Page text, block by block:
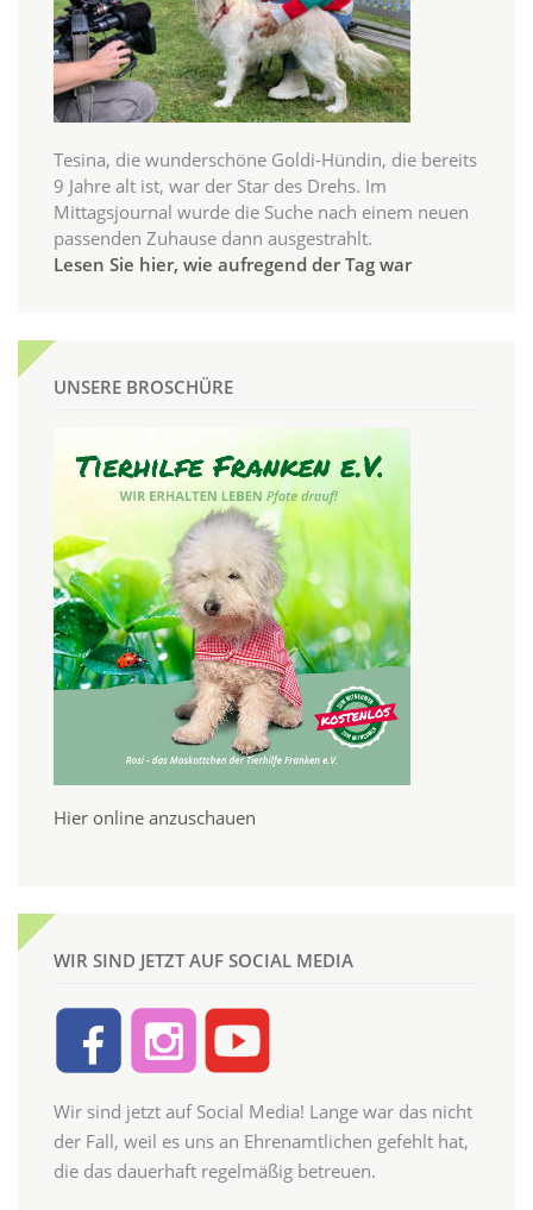
Tesina, die wunderschöne Goldi-Hündin, die bereits
9 Jahre alt ist, war der Star des Drehs. Im
Mittagsjournal wurde die Suche nach einem neuen
passenden Zuhause dann ausgestrahlt.
Lesen Sie hier, wie aufregend der Tag war
UNSERE BROSCHÜRE
Hier online anzuschauen
WIR SIND JETZT AUF SOCIAL MEDIA
Wir sind jetzt auf Social Media! Lange war das nicht
der Fall, weil es uns an Ehrenamtlichen gefehlt hat,
die das dauerhaft regelmäßig betreuen.